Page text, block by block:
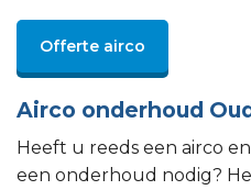
Offerte airco
Airco onderhoud
Heeft u reeds een airco
een onderhoud nodig?